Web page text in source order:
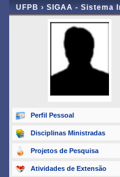
UFPB › SIGAA - Sistema
Perfil Pessoal
Disciplinas Ministradas
Projetos de Pesquisa
Atividades de Extensão